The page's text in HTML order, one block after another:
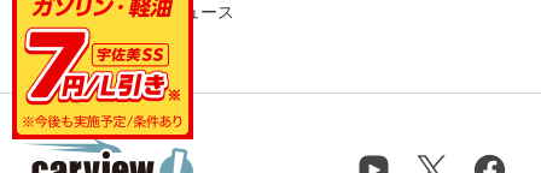
アルファ・ロメオのニュース
ボルボのニュース